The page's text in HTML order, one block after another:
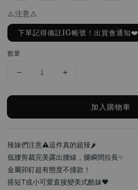
⚠️注意⚠️
下單記得備註IG帳號！出貨會通知❤️
數量
加入購物車
辣妹們注意⚠️這件真的超辣🌶️
低腰剪裁完美露出腰線，腿瞬間拉長✨
金屬卯釘超有態度不撞款！
搭短T或小可愛直接變美式酷妹🖤